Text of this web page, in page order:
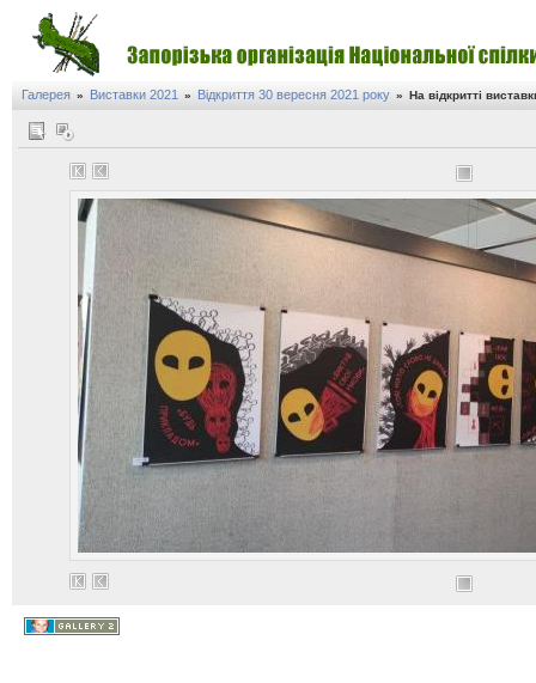
Галерея » Виставки 2021 » Відкриття 30 вересня 2021 року » На відкритті